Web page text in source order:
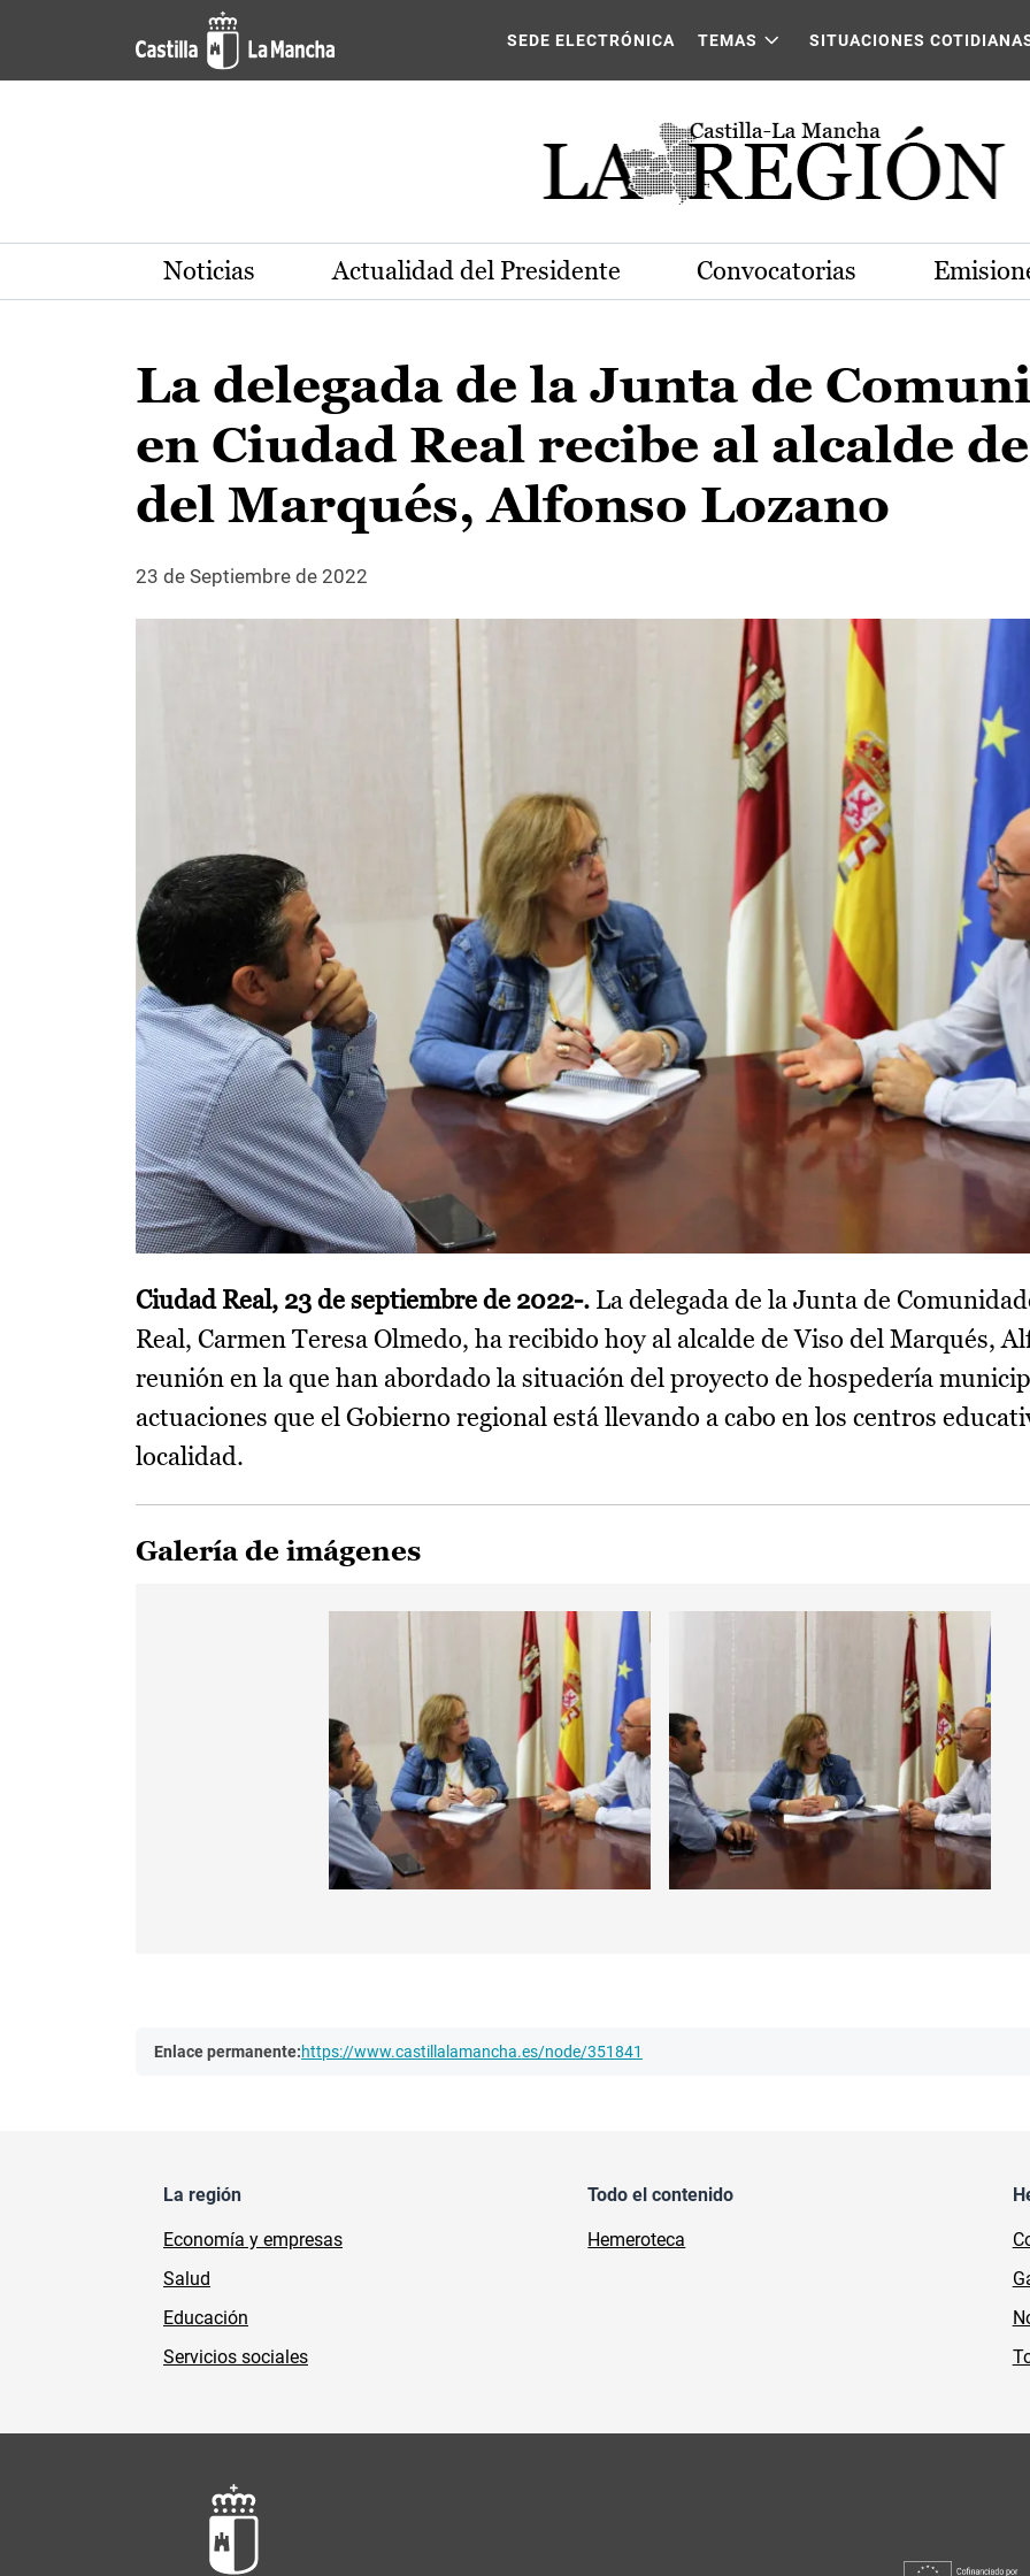
Pasar al contenido principal
SEDE ELECTRÓNICA TEMAS SITUACIONES
Noticias Actualidad del Presidente Convocatorias
La delegada de la Junta de
en Ciudad Real recibe al alcalde
del Marqués, Alfonso Lozano
23 de Septiembre de 2022
Ciudad Real, 23 de septiembre de 2022-. La delegada de la Junta de
Real, Carmen Teresa Olmedo, ha recibido hoy al alcalde de Viso del Marqués,
reunión en la que han abordado la situación del proyecto de hospedería
actuaciones que el Gobierno regional está llevando a cabo en los centros
localidad.
Galería de imágenes
Enlace permanente:https://www.castillalamancha.es/node/351841
La región
Economía y empresas
Salud
Educación
Servicios sociales
Todo el contenido
Hemeroteca